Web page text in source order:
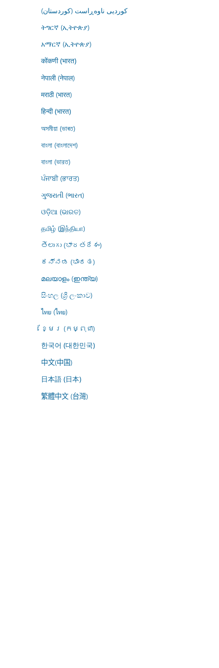
کوردیی ناوەڕاست (کوردستان)
ትግርኛ (ኢትዮጵያ)
አማርኛ (ኢትዮጵያ)
कोंकणी (भारत)
नेपाली (नेपाल)
मराठी (भारत)
हिन्दी (भारत)
অসমীয়া (ভাৰত)
বাংলা (বাংলাদেশ)
বাংলা (ভারত)
ਪੰਜਾਬੀ (ਭਾਰਤ)
ગુજરાતી (ભારત)
ଓଡ଼ିଆ (ଭାରତ)
தமிழ் (இந்தியா)
తెలుగు (భారతదేశం)
ಕನ್ನಡ (ಭಾರತ)
മലയാളം (ഇന്ത്യ)
සිංහල (ශ්‍රී ලංකාව)
ไทย (ไทย)
ខ្មែរ (កម្ពុជា)
한국어 (대한민국)
中文(中国)
日本語 (日本)
繁體中文 (台灣)